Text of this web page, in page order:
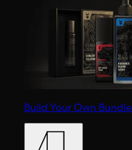
Build Your Own Bundle